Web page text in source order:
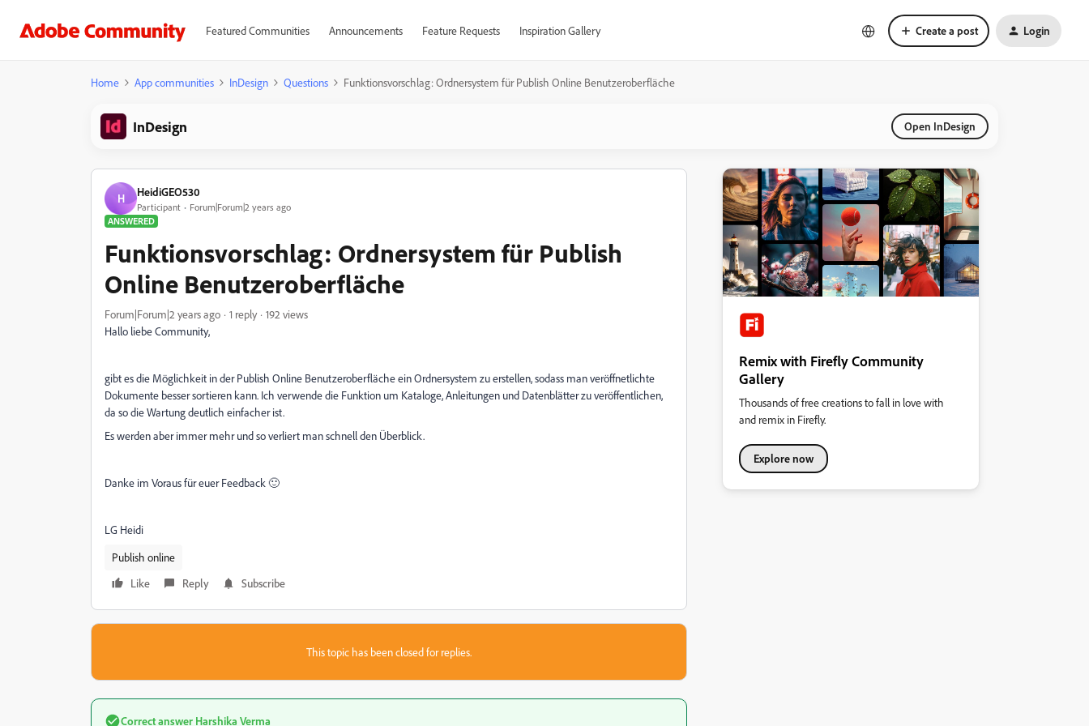
Featured Communities Announcements Feature Requests Inspiration Gallery Create a post Login
Home App communities InDesign Questions Funktionsvorschlag: Ordnersystem für Publish Online Benutzeroberfläche
InDesign Open InDesign
H HeidiGEO530
Participant
Forum|Forum|2 years ago
ANSWERED
Funktionsvorschlag: Ordnersystem für Publish
Online Benutzeroberfläche
Forum|Forum|2 years ago 1 reply
192 views
Hallo liebe Community,
gibt es die Möglichkeit in der Publish Online Benutzeroberfläche ein Ordnersystem zu erstellen, sodass man veröffnetlichte
Dokumente besser sortieren kann. Ich verwende die Funktion um Kataloge, Anleitungen und Datenblätter zu veröffentlichen,
da so die Wartung deutlich einfacher ist.
Es werden aber immer mehr und so verliert man schnell den Überblick.
Danke im Voraus für euer Feedback 🙂
LG Heidi
Publish online
Like
Reply Subscribe
This topic has been closed for replies.
Correct answer Harshika Verma
Remix with Firefly Community
Gallery
Thousands of free creations to fall in love with
and remix in Firefly.
Explore now